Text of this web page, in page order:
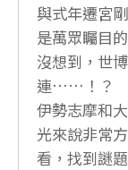
與式年遷宮
是萬眾矚目
沒想到，世
連……！？
伊勢志摩和
光來說非常
看，找到謎